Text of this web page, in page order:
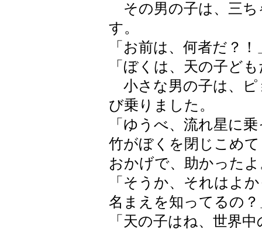
その男の子は、三ち
す。
「お前は、何者だ？！
「ぼくは、天の子ど
小さな男の子は、ピ
び乗りました。
「ゆうべ、流れ星に
竹がぼくを閉じこめ
おかげで、助かった
「そうか、それはよ
名まえを知ってるの？
「天の子はね、世界